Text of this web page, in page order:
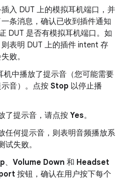
入 DUT 上的模拟耳机端口，并
条消息，确认已收到插件通知
DUT 是否有模拟耳机端口。如
表明 DUT 上的插件 intent 存
败。
机中播放了提示音（您可能需要
音）。点按 Stop 以停止播
了提示音，请点按 Yes。
任何提示音，则表明音频播放系
试失败。
、 Volume Down 和 Headset
按钮，确认在用户按下每个